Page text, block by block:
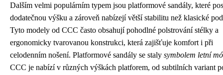
Dalším velmi populárním typem jsou platformové sandály, které
dodatečnou výšku a zároveň nabízejí větší stabilitu než klasické
Tyto modely od CCC často obsahují pohodlné polstrování stélky a
ergonomicky tvarovanou konstrukci, která zajišťuje komfort i při
celodenním nošení. Platformové sandály se staly symbolem letní
CCC je nabízí v různých výškách platforem, od subtilních variant